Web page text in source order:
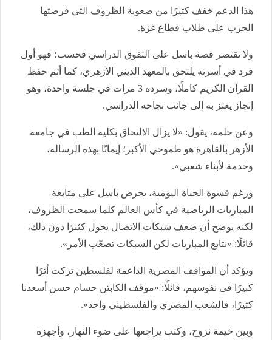
هذا الدعم خفف كثيرًا من صعوبة الظروف التي فرضتها
الحرب على طلاب قطاع غزة.
ولا تقتصر قصة باسل على التفوق الدراسي فحسب؛ فهو أول
فرد في أسرته يلتحق بالمعهد الديني الأزهري، كما أتم حفظ
القرآن الكريم كاملًا، وسرده 3 مرات في جلسة واحدة، وهو
إنجاز يعتز به إلى جانب نجاحه الدراسي.
وعن حلمه، يقول: «لا يزال الالتحاق بكلية الطب في جامعة
الأزهر بالقاهرة هو طموحي الأكبر؛ إيمانًا بهذه الرسالة،
وخدمة لأبناء شعبي».
ورغم قسوة الحياة اليومية، يحرص باسل على متابعة
المباريات الرياضية في كأس العالم كلما سمحت الظروف،
لكنه يوضح أن ضعف شبكات الاتصال يحول كثيرًا دون ذلك،
قائلًا: «نتابع المباريات لكن الشبكات تصعّب الأمر».
ويؤكد أن المواقف المصرية الداعمة لفلسطين تركت أثرًا
كبيرًا في نفوسهم، قائلًا: «موقف الكابتن حسام حسن أسعدنا
كثيرًا، فالشعب المصري والفلسطيني واحد».
وبين خيمة نزوح، وكتب يراجعها على ضوء النهار، وأجهزة